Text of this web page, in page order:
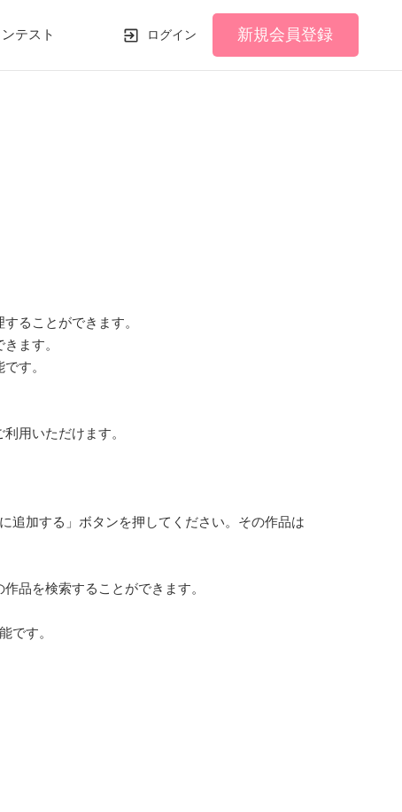
ンテスト ログイン 新規会員登録
ることができます。
ます。
す。
用いただけます。
追加する」ボタンを押してください。その作品は
品を検索することができます。
です。